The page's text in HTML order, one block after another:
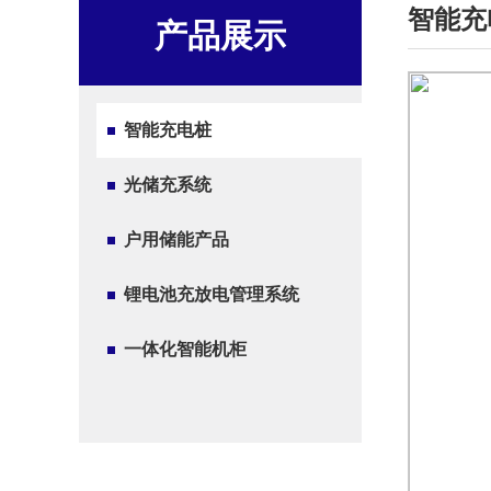
产品展示
智能充电桩
光储充系统
户用储能产品
锂电池充放电管理系统
一体化智能机柜
智能